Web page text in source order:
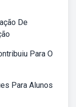
De
Para O
Para Alunos